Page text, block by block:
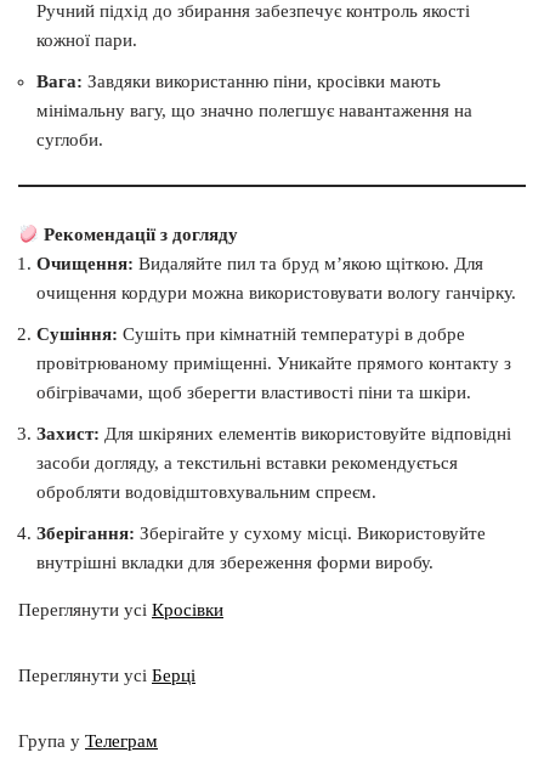
Ручний підхід до збирання забезпечує контроль якості
кожної пари.
Вага: Завдяки використанню піни, кросівки мають
мінімальну вагу, що значно полегшує навантаження на
суглоби.
Рекомендації з догляду
Очищення: Видаляйте пил та бруд м’якою щіткою. Для
очищення кордури можна використовувати вологу ганчірку.
Сушіння: Сушіть при кімнатній температурі в добре
провітрюваному приміщенні. Уникайте прямого контакту з
обігрівачами, щоб зберегти властивості піни та шкіри.
Захист: Для шкіряних елементів використовуйте відповідні
засоби догляду, а текстильні вставки рекомендується
обробляти водовідштовхувальним спреєм.
Зберігання: Зберігайте у сухому місці. Використовуйте
внутрішні вкладки для збереження форми виробу.
Переглянути усі Кросівки
Переглянути усі Берці
Група у Телеграм